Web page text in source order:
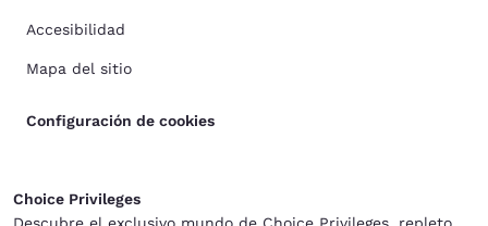
Accesibilidad
Mapa del sitio
Configuración de cookies
Choice Privileges